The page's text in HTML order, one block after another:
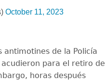
October 11, 2023
antimotines de la Policía
para el retiro de
horas después